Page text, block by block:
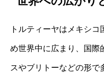
トルティーヤはメキシ
め世界中に広まり、国際
スやブリトーなどの形で